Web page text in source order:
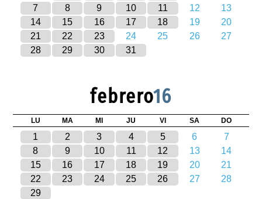
7
8 9 10 11 12
13
14
15 16 17 18 19
20
21
22 23 24 25 26
27
28
29 30 31
febrero16
LU MA MI JU VI SA DO
1 2 3 4 5 6
7
8
9 10 11 12 13
14
15
16 17 18 19 20
21
22
23 24 25 26 27
28
29